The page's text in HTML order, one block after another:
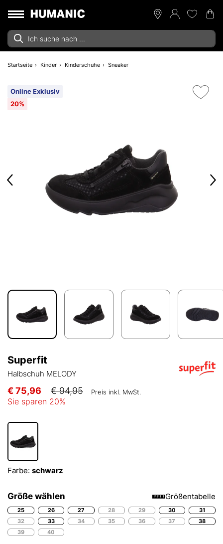
Startseite Kinder Kinderschuhe Sneaker
Online Exklusiv
20%
Superfit
Halbschuh MELODY
€ 75,96 € 94,95 Preis inkl. MwSt.
Sie sparen 20%
Farbe: schwarz
Größe wählen Größentabelle
25 26 27 28 29 30
31
32
33 34 35 36 37
38
39
40